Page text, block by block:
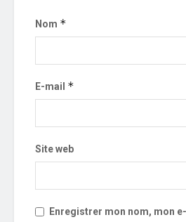
Nom *
E-mail *
Site web
Enregistrer mon nom, mon